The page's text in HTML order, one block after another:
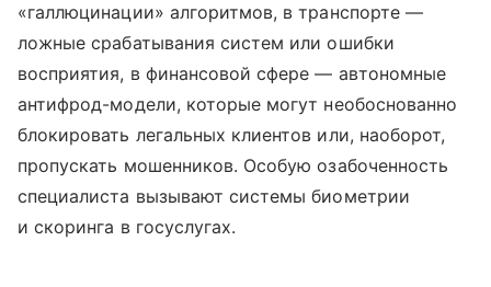
«галлюцинации» алгоритмов, в транспорте —
ложные срабатывания систем или ошибки
восприятия, в финансовой сфере — автономные
антифрод-модели, которые могут необоснованно
блокировать легальных клиентов или, наоборот,
пропускать мошенников. Особую озабоченность
специалиста вызывают системы биометрии
и скоринга в госуслугах.